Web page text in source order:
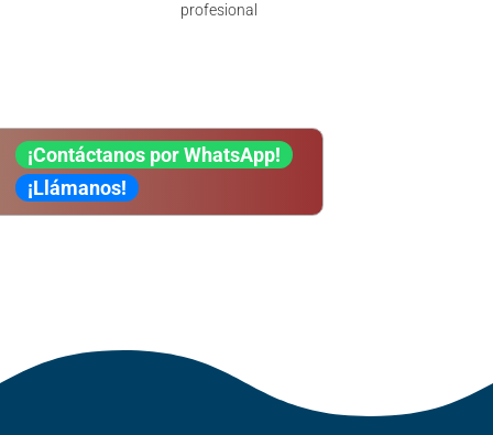
profesional
¡Contáctanos por WhatsApp!
¡Llámanos!